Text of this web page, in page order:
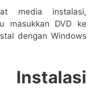
media instalasi,
masukkan DVD ke
dengan Windows